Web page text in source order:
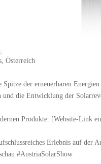
Österreich
der erneuerbaren
und die Entwicklung der
Produkte: [Website-Link
Erlebnis auf der
#AustriaSolarShow